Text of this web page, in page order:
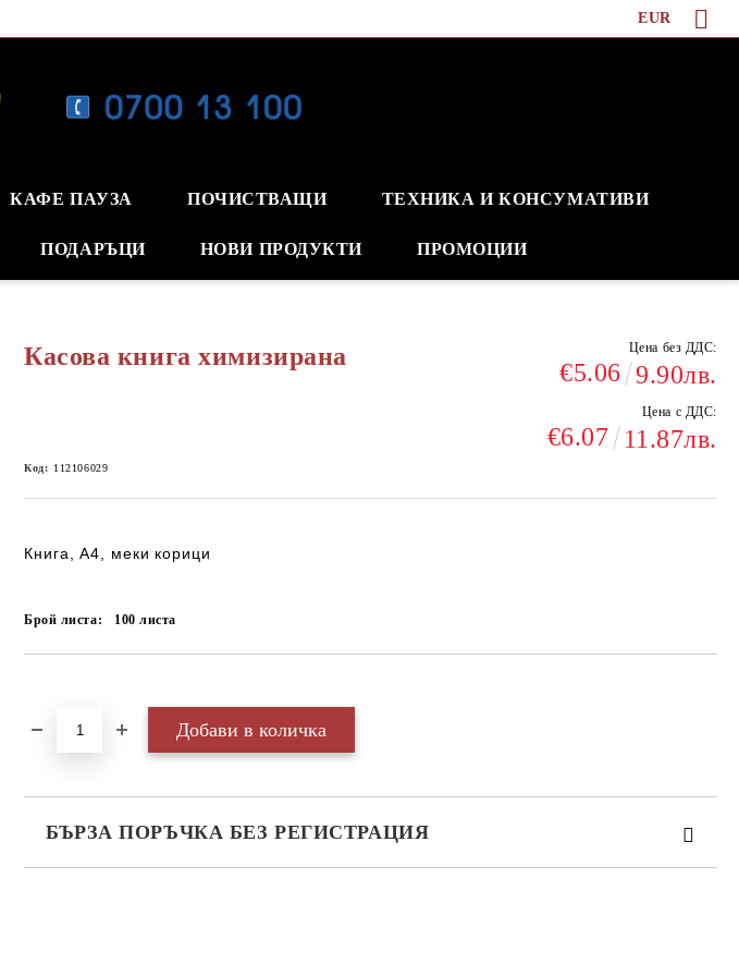
EUR
КАФЕ ПАУЗА ПОЧИСТВАЩИ ТЕХНИКА И КОНСУМАТИВИ
ПОДАРЪЦИ НОВИ ПРОДУКТИ ПРОМОЦИИ
Касова книга химизирана Цена без ДДС:
€5.06 9.90лв.
Цена с ДДС:
€6.07 11.87лв.
Код: 112106029
Книга, А4, меки корици
Брой листа: 100листа
БЪРЗА ПОРЪЧКА БЕЗ РЕГИСТРАЦИЯ